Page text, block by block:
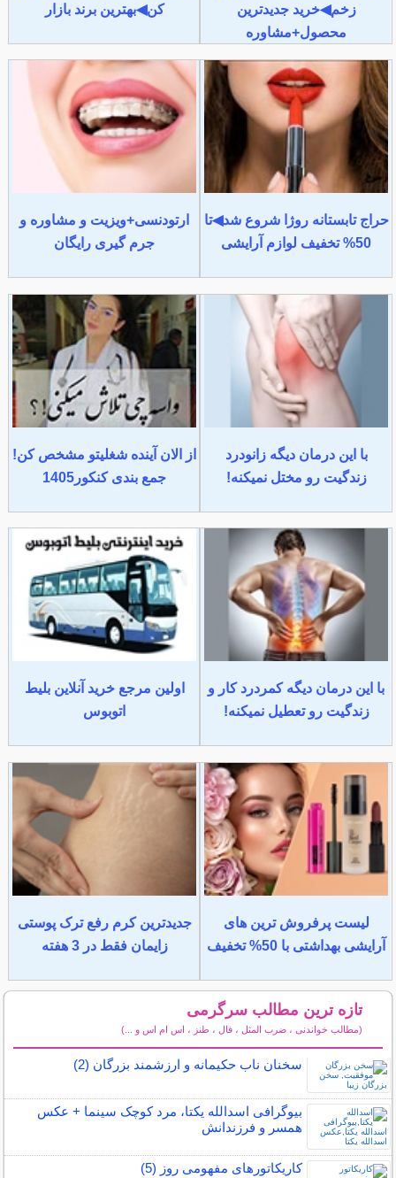
زخم◀خرید جدیدترین
محصول+مشاوره
کن◀بهترین برند بازار
حراج تابستانه روژا شروع شد◀تا
50% تخفیف لوازم آرایشی
ارتودنسی+ویزیت و مشاوره و
جرم گیری رایگان
با این درمان دیگه زانودرد
زندگیت رو مختل نمیکنه!
از الان آینده شغلیتو مشخص کن!
جمع بندی کنکور1405
با این درمان دیگه کمردرد کار و
زندگیت رو تعطیل نمیکنه!
اولین مرجع خرید آنلاین بلیط
اتوبوس
لیست پرفروش ترین های
آرایشی بهداشتی با 50% تخفیف
جدیدترین کرم رفع ترک پوستی
زایمان فقط در 3 هفته
تازه ترین مطالب سرگرمی
(مطالب خواندنی ، ضرب المثل ، فال ، طنز ، اس ام اس و ...)
سخنان ناب حکیمانه و ارزشمند بزرگان (2)
بیوگرافی اسدالله یکتا، مرد کوچک سینما + عکس
همسر و فرزندانش
کاریکاتورهای مفهومی روز (5)